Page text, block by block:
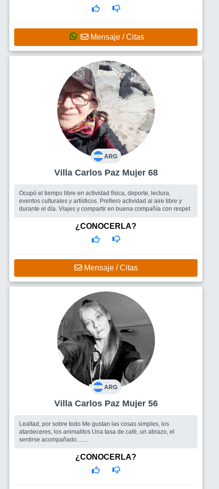
Mensaje / Citas
ARG
Villa Carlos Paz Mujer 68
Ocupó el tiempo libre en actividad física, deporte, lectura,
eventos culturales y artísticos. Prefiero actividad al aire libre y
durante el día. Viajes y compartir en buena compañía con respet
¿CONOCERLA?
Mensaje / Citas
ARG
Villa Carlos Paz Mujer 56
Lealtad, por sobre todo Me gustan las cosas simples, los
atardeceres, los animalitos Una tasa de café, un abrazo, el
sentirse acompañado....
¿CONOCERLA?